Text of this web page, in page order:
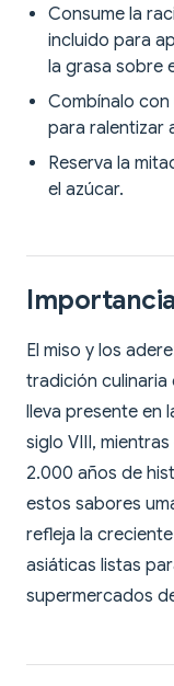
Consume la
incluido para
la grasa sobre
Combínalo
para ralentizar
Reserva la
el azúcar.
El miso y los
tradición culinaria
lleva presente en
siglo VIII,
2.000 años de
estos sabores
refleja la
asiáticas listas
supermercados